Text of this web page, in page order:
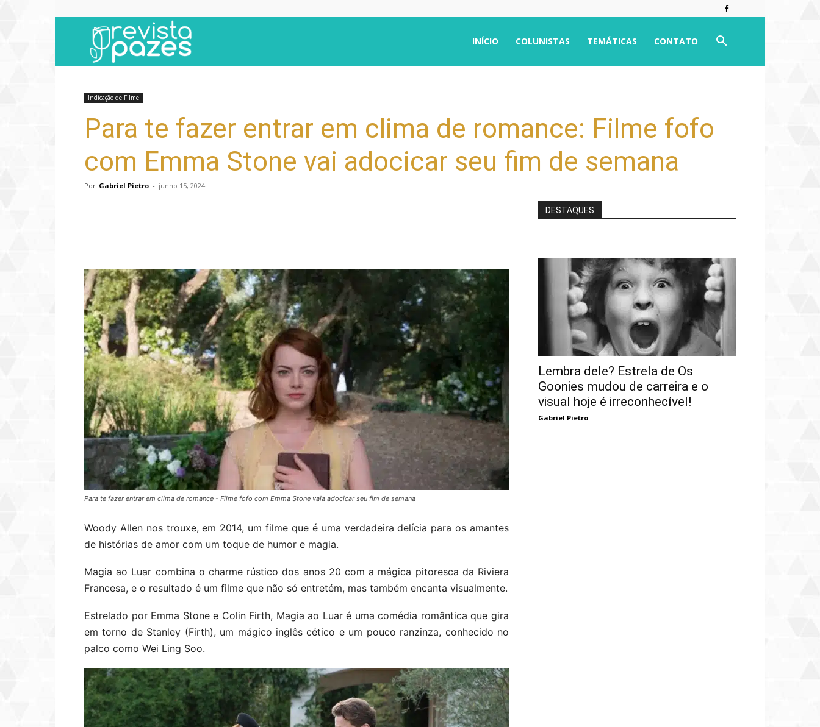
INÍCIO COLUNISTAS TEMÁTICAS CONTATO
Indicação de Filme
Para te fazer entrar em clima de romance: Filme fofo
com Emma Stone vai adocicar seu fim de semana
Por Gabriel Pietro - junho 15, 2024
Para te fazer entrar em clima de romance - Filme fofo com Emma Stone vaia adocicar seu fim de semana
Woody Allen nos trouxe, em 2014, um filme que é uma verdadeira delícia para os amantes
de histórias de amor com um toque de humor e magia.
Magia ao Luar combina o charme rústico dos anos 20 com a mágica pitoresca da Riviera
Francesa, e o resultado é um filme que não só entretém, mas também encanta visualmente.
Estrelado por Emma Stone e Colin Firth, Magia ao Luar é uma comédia romântica que gira
em torno de Stanley (Firth), um mágico inglês cético e um pouco ranzinza, conhecido no
palco como Wei Ling Soo.
DESTAQUES
Lembra dele? Estrela de Os
Goonies mudou de carreira e o
visual hoje é irreconhecível!
Gabriel Pietro